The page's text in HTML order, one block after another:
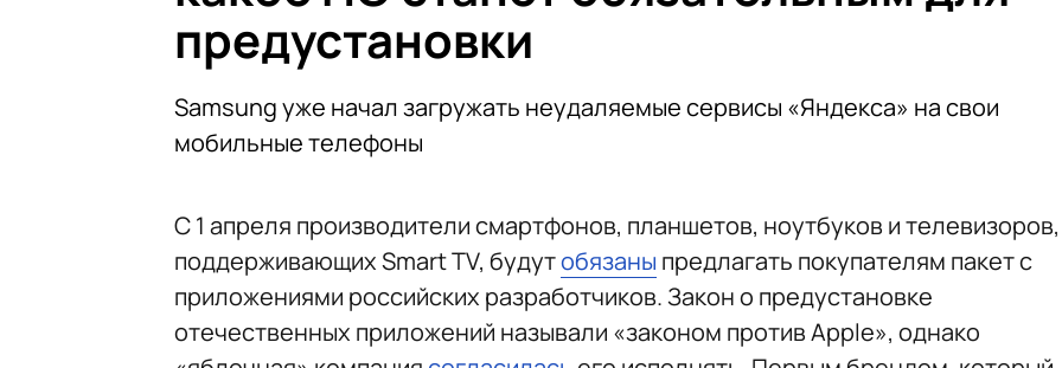
предустановки
Samsung уже начал загружать неудаляемые сервисы «Яндекса» на свои
мобильные телефоны
С 1 апреля производители смартфонов, планшетов, ноутбуков и телевизоров,
поддерживающих Smart TV, будутобязаны предлагать покупателям пакет с
приложениями российских разработчиков. Закон о предустановке
отечественных приложений называли «законом против Apple», однако